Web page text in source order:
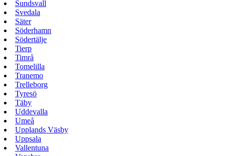
Sundsvall
Svedala
Säter
Söderhamn
Södertälje
Tierp
Timrå
Tomelilla
Tranemo
Trelleborg
Tyresö
Täby
Uddevalla
Umeå
Upplands Väsby
Uppsala
Vallentuna